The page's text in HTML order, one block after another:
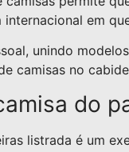
em
unindo
camisas no
do
listrada é um